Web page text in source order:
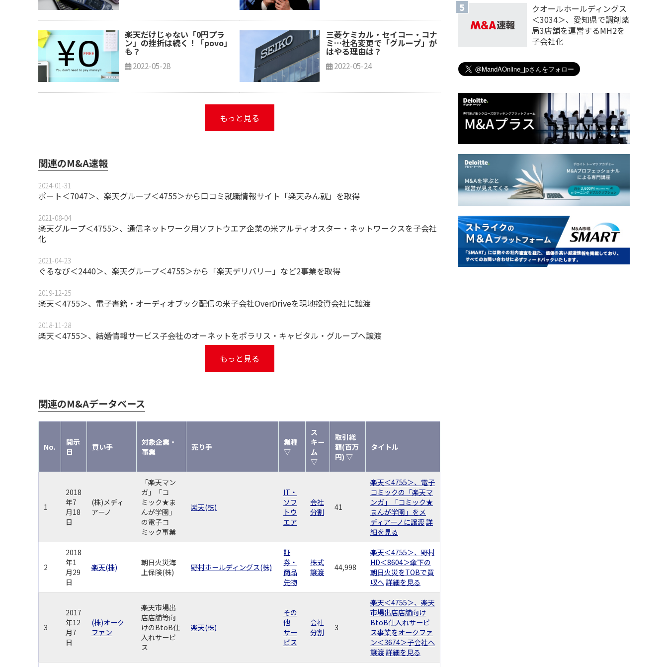
楽天だけじゃない「0円プラ
ン」の挫折は続く！「povo」
も？
2022-05-28
三菱ケミカル・セイコー・コナ
ミ…社名変更で「グループ」が
はやる理由は？
2022-05-24
もっと見る
関連のM&A速報
2024-01-31
ポート＜7047＞、楽天グループ＜4755＞から口コミ就職情報サイト「楽天みん就」を取得
2021-08-04
楽天グループ＜4755＞、通信ネットワーク用ソフトウエア企業の米アルティオスター・ネットワークスを子会社
化
2021-04-23
ぐるなび＜2440＞、楽天グループ＜4755＞から「楽天デリバリー」など2事業を取得
2019-12-25
楽天＜4755＞、電子書籍・オーディオブック配信の米子会社OverDriveを現地投資会社に譲渡
2018-11-28
楽天＜4755＞、結婚情報サービス子会社のオーネットをポラリス・キャピタル・グループへ譲渡
もっと見る
関連のM&Aデータベース
No.
開示
日
買い手
対象企業・
事業
売り手
業種
▽
ス
キー
ム
▽
取引総
額(百万
円) ▽
タイトル
1
2018
年7
月18
日
(株)メディ
アーノ
「楽天マン
ガ」「コ
ミック★ま
んが学園」
の電子コ
ミック事業
楽天(株)
IT・
ソフ
トウ
エア
会社
分割
41
楽天＜4755＞、電子
コミックの「楽天マ
ンガ」「コミック★
まんが学園」をメ
ディアーノに譲渡詳
細を見る
2
2018
年1
月29
日
楽天(株)
朝日火災海
上保険(株)
野村ホールディングス(株)
証
券・
商品
先物
株式
譲渡
44,998
楽天＜4755＞、野村
HD＜8604＞傘下の
朝日火災をTOBで買
収へ詳細を見る
3
2017
年12
月7
日
(株)オーク
ファン
楽天市場出
店店舗等向
けのBtoB仕
入れサービ
ス
楽天(株)
その
他
サー
ビス
会社
分割
3
楽天＜4755＞、楽天
市場出店店舗向け
BtoB仕入れサービ
ス事業をオークファ
ン＜3674＞子会社へ
譲渡詳細を見る
クオールホールディングス
＜3034＞、愛知県で調剤薬
局3店舗を運営するMH2を
子会社化